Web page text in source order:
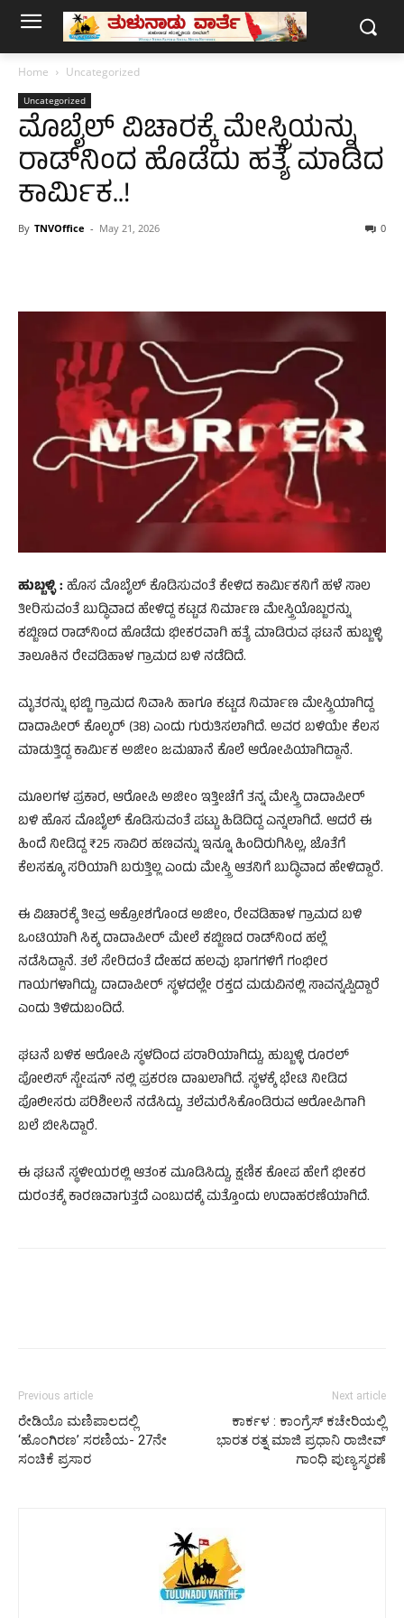
Home Uncategorized
Uncategorized
ಮೊಬೈಲ್ ವಿಚಾರಕ್ಕೆ ಮೇಸ್ತ್ರಿಯನ್ನು
ರಾಡ್‌ನಿಂದ ಹೊಡೆದು ಹತ್ಯೆ ಮಾಡಿದ
ಕಾರ್ಮಿಕ..!
By TNVOffice - May 21, 2026 0
ಹುಬ್ಬಳ್ಳಿ : ಹೊಸ ಮೊಬೈಲ್ ಕೊಡಿಸುವಂತೆ ಕೇಳಿದ ಕಾರ್ಮಿಕನಿಗೆ ಹಳೆ ಸಾಲ
ತೀರಿಸುವಂತೆ ಬುದ್ಧಿವಾದ ಹೇಳಿದ್ದ ಕಟ್ಟಡ ನಿರ್ಮಾಣ ಮೇಸ್ತ್ರಿಯೊಬ್ಬರನ್ನು
ಕಬ್ಬಿಣದ ರಾಡ್‌ನಿಂದ ಹೊಡೆದು ಭೀಕರವಾಗಿ ಹತ್ಯೆ ಮಾಡಿರುವ ಘಟನೆ ಹುಬ್ಬಳ್ಳಿ
ತಾಲೂಕಿನ ರೇವಡಿಹಾಳ ಗ್ರಾಮದ ಬಳಿ ನಡೆದಿದೆ.
ಮೃತರನ್ನು ಛಬ್ಬಿ ಗ್ರಾಮದ ನಿವಾಸಿ ಹಾಗೂ ಕಟ್ಟಡ ನಿರ್ಮಾಣ ಮೇಸ್ತ್ರಿಯಾಗಿದ್ದ
ದಾದಾಪೀರ್ ಕೊಲ್ಕರ್ (38) ಎಂದು ಗುರುತಿಸಲಾಗಿದೆ. ಅವರ ಬಳಿಯೇ ಕೆಲಸ
ಮಾಡುತ್ತಿದ್ದ ಕಾರ್ಮಿಕ ಅಜೀಂ ಜಮಖಾನೆ ಕೊಲೆ ಆರೋಪಿಯಾಗಿದ್ದಾನೆ.
ಮೂಲಗಳ ಪ್ರಕಾರ, ಆರೋಪಿ ಅಜೀಂ ಇತ್ತೀಚೆಗೆ ತನ್ನ ಮೇಸ್ತ್ರಿ ದಾದಾಪೀರ್
ಬಳಿ ಹೊಸ ಮೊಬೈಲ್ ಕೊಡಿಸುವಂತೆ ಪಟ್ಟು ಹಿಡಿದಿದ್ದ ಎನ್ನಲಾಗಿದೆ. ಆದರೆ ಈ
ಹಿಂದೆ ನೀಡಿದ್ದ ₹25 ಸಾವಿರ ಹಣವನ್ನು ಇನ್ನೂ ಹಿಂದಿರುಗಿಸಿಲ್ಲ, ಜೊತೆಗೆ
ಕೆಲಸಕ್ಕೂ ಸರಿಯಾಗಿ ಬರುತ್ತಿಲ್ಲ ಎಂದು ಮೇಸ್ತ್ರಿ ಆತನಿಗೆ ಬುದ್ಧಿವಾದ ಹೇಳಿದ್ದಾರೆ.
ಈ ವಿಚಾರಕ್ಕೆ ತೀವ್ರ ಆಕ್ರೋಶಗೊಂಡ ಅಜೀಂ, ರೇವಡಿಹಾಳ ಗ್ರಾಮದ ಬಳಿ
ಒಂಟಿಯಾಗಿ ಸಿಕ್ಕ ದಾದಾಪೀರ್ ಮೇಲೆ ಕಬ್ಬಿಣದ ರಾಡ್‌ನಿಂದ ಹಲ್ಲೆ
ನಡೆಸಿದ್ದಾನೆ. ತಲೆ ಸೇರಿದಂತೆ ದೇಹದ ಹಲವು ಭಾಗಗಳಿಗೆ ಗಂಭೀರ
ಗಾಯಗಳಾಗಿದ್ದು, ದಾದಾಪೀರ್ ಸ್ಥಳದಲ್ಲೇ ರಕ್ತದ ಮಡುವಿನಲ್ಲಿ ಸಾವನ್ನಪ್ಪಿದ್ದಾರೆ
ಎಂದು ತಿಳಿದುಬಂದಿದೆ.
ಘಟನೆ ಬಳಿಕ ಆರೋಪಿ ಸ್ಥಳದಿಂದ ಪರಾರಿಯಾಗಿದ್ದು, ಹುಬ್ಬಳ್ಳಿ ರೂರಲ್‌
ಪೋಲಿಸ್‌ ಸ್ಟೇಷನ್ ನಲ್ಲಿ ಪ್ರಕರಣ ದಾಖಲಾಗಿದೆ. ಸ್ಥಳಕ್ಕೆ ಭೇಟಿ ನೀಡಿದ
ಪೊಲೀಸರು ಪರಿಶೀಲನೆ ನಡೆಸಿದ್ದು, ತಲೆಮರೆಸಿಕೊಂಡಿರುವ ಆರೋಪಿಗಾಗಿ
ಬಲೆ ಬೀಸಿದ್ದಾರೆ.
ಈ ಘಟನೆ ಸ್ಥಳೀಯರಲ್ಲಿ ಆತಂಕ ಮೂಡಿಸಿದ್ದು, ಕ್ಷಣಿಕ ಕೋಪ ಹೇಗೆ ಭೀಕರ
ದುರಂತಕ್ಕೆ ಕಾರಣವಾಗುತ್ತದೆ ಎಂಬುದಕ್ಕೆ ಮತ್ತೊಂದು ಉದಾಹರಣೆಯಾಗಿದೆ.
Previous article
ರೇಡಿಯೊ ಮಣಿಪಾಲದಲ್ಲಿ
‘ಹೊಂಗಿರಣ’ ಸರಣಿಯ- 27ನೇ
ಸಂಚಿಕೆ ಪ್ರಸಾರ
Next article
ಕಾರ್ಕಳ : ಕಾಂಗ್ರೆಸ್ ಕಚೇರಿಯಲ್ಲಿ
ಭಾರತ ರತ್ನ ಮಾಜಿ ಪ್ರಧಾನಿ ರಾಜೀವ್
ಗಾಂಧಿ ಪುಣ್ಯಸ್ಮರಣೆ